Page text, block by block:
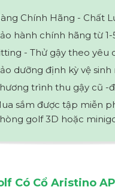
Chính Hãng - Chất
hành chính hãng từ 1-
- Thử gậy theo yêu
dưỡng định kỳ vệ
trình thu gậy cũ -
sắm được tập miễn
golf 3D hoặc
Có Cổ Aristino